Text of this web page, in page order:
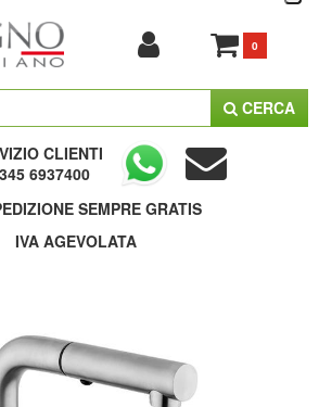
0
CERCA
CLIENTI
6937400
SEMPRE GRATIS
IVA AGEVOLATA